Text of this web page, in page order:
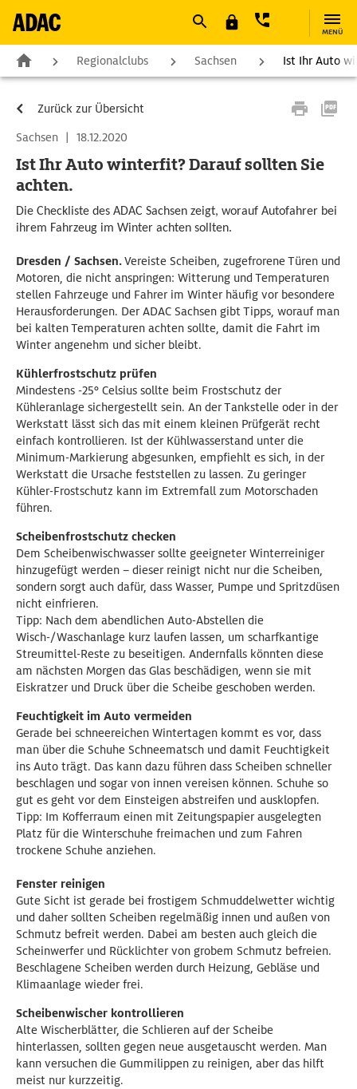
MENÜ
Regionalclubs Sachsen Ist Ihr Auto
Zurück zur Übersicht
Sachsen | 18.12.2020
Ist Ihr Auto winterfit? Darauf sollten Sie
achten.
Die Checkliste des ADAC Sachsen zeigt, worauf Autofahrer bei
ihrem Fahrzeug im Winter achten sollten.
Dresden / Sachsen.Vereiste Scheiben, zugefrorene Türen und
Motoren, die nicht anspringen: Witterung und Temperaturen
stellen Fahrzeuge und Fahrer im Winter häufig vor besondere
Herausforderungen. Der ADAC Sachsen gibt Tipps, worauf man
bei kalten Temperaturen achten sollte, damit die Fahrt im
Winter angenehm und sicher bleibt.
Kühlerfrostschutz prüfen
Mindestens -25° Celsius sollte beim Frostschutz der
Kühleranlage sichergestellt sein. An der Tankstelle oder in der
Werkstatt lässt sich das mit einem kleinen Prüfgerät recht
einfach kontrollieren. Ist der Kühlwasserstand unter die
Minimum-Markierung abgesunken, empfiehlt es sich, in der
Werkstatt die Ursache feststellen zu lassen. Zu geringer
Kühler-Frostschutz kann im Extremfall zum Motorschaden
führen.
Scheibenfrostschutz checken
Dem Scheibenwischwasser sollte geeigneter Winterreiniger
hinzugefügt werden – dieser reinigt nicht nur die Scheiben,
sondern sorgt auch dafür, dass Wasser, Pumpe und Spritzdüsen
nicht einfrieren.
Tipp: Nach dem abendlichen Auto-Abstellen die
Wisch-/Waschanlage kurz laufen lassen, um scharfkantige
Streumittel-Reste zu beseitigen. Andernfalls könnten diese
am nächsten Morgen das Glas beschädigen, wenn sie mit
Eiskratzer und Druck über die Scheibe geschoben werden.
Feuchtigkeit im Auto vermeiden
Gerade bei schneereichen Wintertagen kommt es vor, dass
man über die Schuhe Schneematsch und damit Feuchtigkeit
ins Auto trägt. Das kann dazu führen dass Scheiben schneller
beschlagen und sogar von innen vereisen können. Schuhe so
gut es geht vor dem Einsteigen abstreifen und ausklopfen.
Tipp: Im Kofferraum einen mit Zeitungspapier ausgelegten
Platz für die Winterschuhe freimachen und zum Fahren
trockene Schuhe anziehen.
Fenster reinigen
Gute Sicht ist gerade bei frostigem Schmuddelwetter wichtig
und daher sollten Scheiben regelmäßig innen und außen von
Schmutz befreit werden. Dabei am besten auch gleich die
Scheinwerfer und Rücklichter von grobem Schmutz befreien.
Beschlagene Scheiben werden durch Heizung, Gebläse und
Klimaanlage wieder frei.
Scheibenwischer kontrollieren
Alte Wischerblätter, die Schlieren auf der Scheibe
hinterlassen, sollten gegen neue ausgetauscht werden. Man
kann versuchen die Gummilippen zu reinigen, aber das hilft
meist nur kurzzeitig.